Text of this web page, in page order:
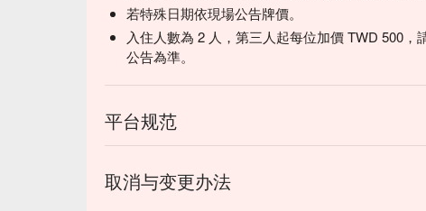
若特殊日期依現場公告牌價。
入住人數為 2 人，第三人起每位加價 TWD 500
公告為準。
平台规范
取消与变更办法